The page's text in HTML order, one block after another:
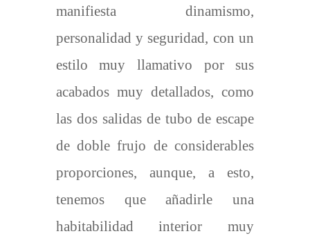
manifiesta dinamismo,
personalidad y seguridad, con un
estilo muy llamativo por sus
acabados muy detallados, como
las dos salidas de tubo de escape
de doble frujo de considerables
proporciones, aunque, a esto,
tenemos que añadirle una
habitabilidad interior muy